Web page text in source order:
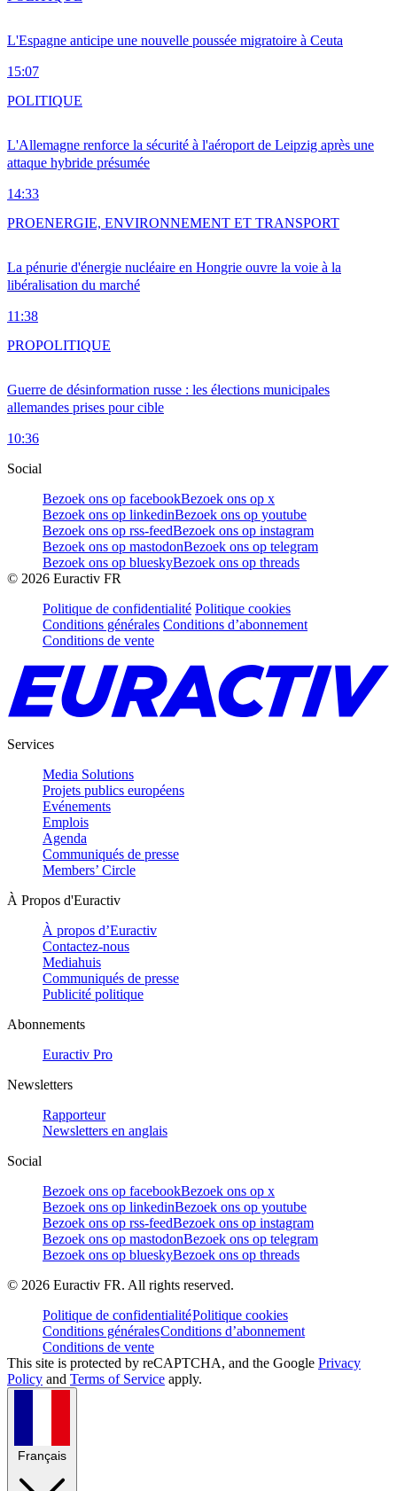
L'Espagne anticipe une nouvelle poussée migratoire à Ceuta
15:07
L'Allemagne renforce la sécurité à l'aéroport de Leipzig après une
attaque hybride présumée
14:33
POLITIQUE
La pénurie d'énergie nucléaire en Hongrie ouvre la voie à la
libéralisation du marché
11:38
PROENERGIE, ENVIRONNEMENT ET TRANSPORT
Guerre de désinformation russe : les élections municipales
allemandes prises pour cible
10:36
PROPOLITIQUE
Social
Bezoek ons op facebookBezoek ons op x
Bezoek ons op linkedinBezoek ons op youtube
Bezoek ons op rss-feedBezoek ons op instagram
Bezoek ons op mastodonBezoek ons op telegram
Bezoek ons op blueskyBezoek ons op threads
© 2026 Euractiv FR
Politique de confidentialité Politique cookies
Conditions générales Conditions d’abonnement
Conditions de vente
Services
Media Solutions
Projets publics européens
Evénements
Emplois
Agenda
Communiqués de presse
Members’ Circle
À Propos d'Euractiv
À propos d’Euractiv
Contactez-nous
Mediahuis
Communiqués de presse
Publicité politique
Abonnements
Euractiv Pro
Newsletters
Rapporteur
Newsletters en anglais
Social
Bezoek ons op facebookBezoek ons op x
Bezoek ons op linkedinBezoek ons op youtube
Bezoek ons op rss-feedBezoek ons op instagram
Bezoek ons op mastodonBezoek ons op telegram
Bezoek ons op blueskyBezoek ons op threads
© 2026 Euractiv FR. All rights reserved.
Politique de confidentialitéPolitique cookies
Conditions généralesConditions d’abonnement
Conditions de vente
This site is protected by reCAPTCHA, and the Google Privacy
Policy and Terms of Service apply.
Français